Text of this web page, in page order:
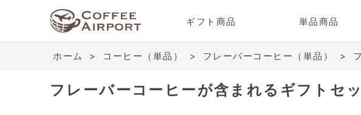
ギフト商品 単品商品
ホーム > コーヒー（単品） > フレーバーコーヒー（単品） >
フレーバーコーヒーが含まれるギフトセ